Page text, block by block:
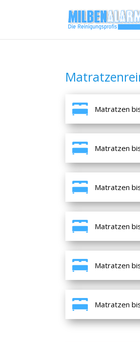
Matratzen
Matratzen
Matratzen
Matratzen
Matratzen
Matratzen